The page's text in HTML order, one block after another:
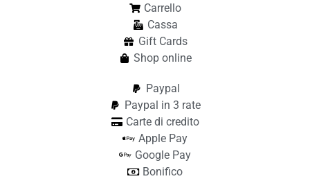
Carrello
Cassa
Gift Cards
Shop online
Paypal
Paypal in 3 rate
Carte di credito
Apple Pay
Google Pay
Bonifico